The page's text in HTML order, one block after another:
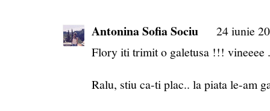
Antonina Sofia Sociu
24 iunie
Flory iti trimit o galetusa !!! vineeee
Ralu, stiu ca-ti plac.. la piata le-am